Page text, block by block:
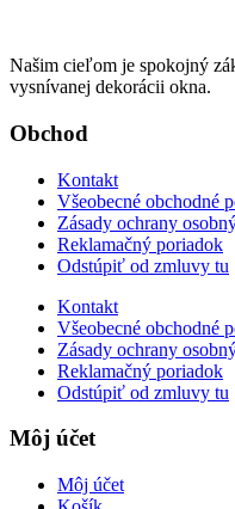
Našim cieľom je spokojný
vysnívanej dekorácii okna.
Obchod
Kontakt
Všeobecné obchodné
Zásady ochrany
Reklamačný poriadok
Odstúpiť od zmluvy tu
Kontakt
Všeobecné obchodné
Zásady ochrany
Reklamačný poriadok
Odstúpiť od zmluvy tu
Môj účet
Môj účet